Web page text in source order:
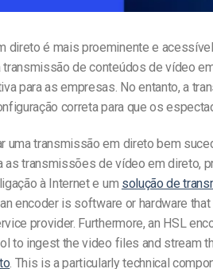
direto é mais proeminente e
transmissão de conteúdos de vídeo
para as empresas. No entanto, a
correta para que os
uma transmissão em direto bem
as transmissões de vídeo em direto,
à Internet e um solução de
an encoder is software or hardware
provider. Furthermore, an HSL
to ingest the video files and stream
. This is a particularly technical